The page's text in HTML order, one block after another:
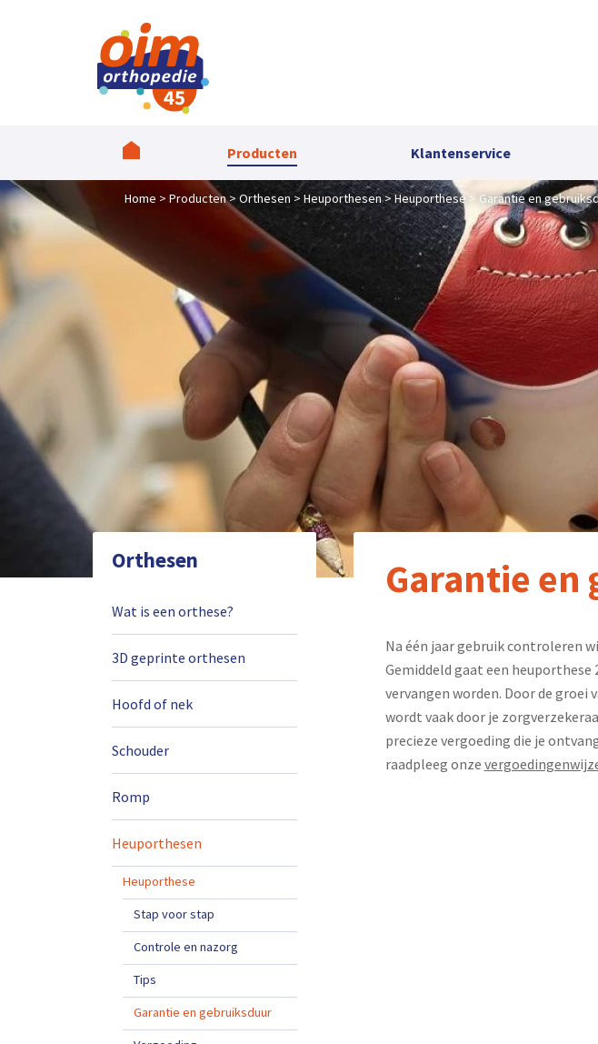
Producten Klantenservice
Home Producten Orthesen Heuporthesen Heuporthese Garantie en
Orthesen
Wat is een orthese?
3D geprinte orthesen
Hoofd of nek
Schouder
Romp
Heuporthesen
Heuporthese
Stap voor stap
Controle en nazorg
Tips
Garantie en gebruiksduur
Garantie
Na één jaar gebruik controleren
Gemiddeld gaat een heuporthese
vervangen worden. Door de groei
wordt vaak door je
precieze vergoeding die je
raadpleeg onze